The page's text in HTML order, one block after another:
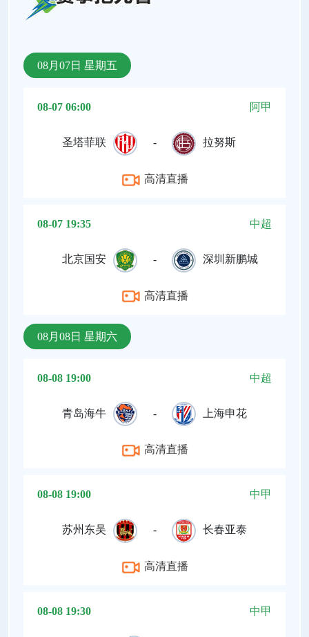
08月07日 星期五
08-07 06:00 阿甲
圣塔菲联 - 拉努斯
高清直播
08-07 19:35 中超
北京国安 - 深圳新鹏城
高清直播
08月08日 星期六
08-08 19:00 中超
青岛海牛 - 上海申花
高清直播
08-08 19:00 中甲
苏州东吴 - 长春亚泰
高清直播
08-08 19:30 中甲